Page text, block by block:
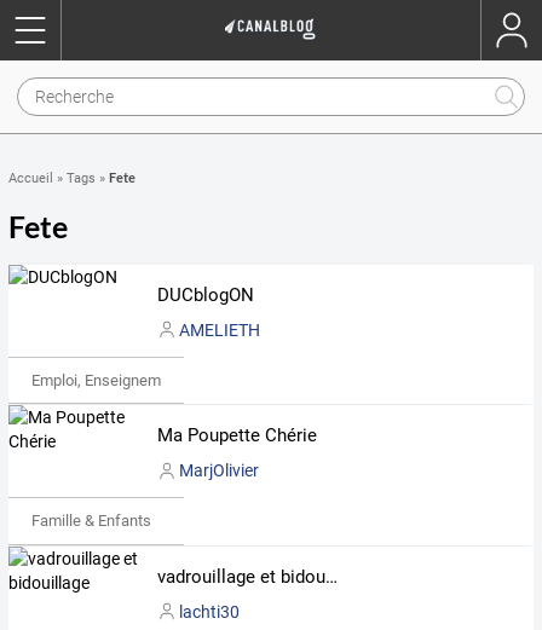
Accueil » Tags » Fete
Fete
DUCblogON
AMELIETH
Emploi, Enseignement & Etudes
Ma Poupette Chérie
MarjOlivier
Famille & Enfants
vadrouillage et bidouillage
lachti30